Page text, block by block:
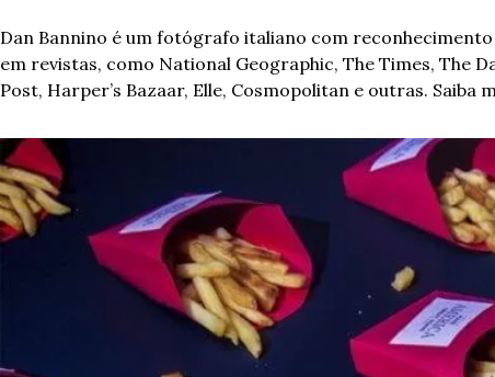
Dan Bannino é um fotógrafo italiano com
em revistas, como National Geographic, The Times, The
Post, Harper’s Bazaar, Elle, Cosmopolitan e outras. Saiba